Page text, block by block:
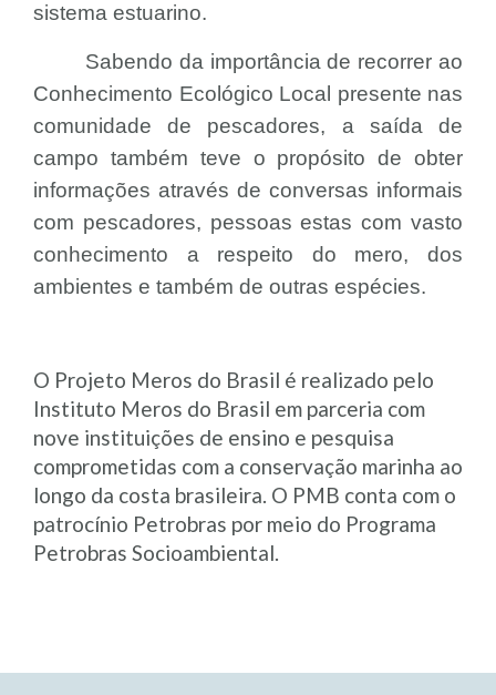
sistema estuarino.
Sabendo da importância de recorrer ao
Conhecimento Ecológico Local presente nas
comunidade de pescadores, a saída de
campo também teve o propósito de obter
informações através de conversas informais
com pescadores, pessoas estas com vasto
conhecimento a respeito do mero, dos
ambientes e também de outras espécies.
O Projeto Meros do Brasil é realizado pelo
Instituto Meros do Brasil em parceria com
nove instituições de ensino e pesquisa
comprometidas com a conservação marinha ao
longo da costa brasileira. O PMB conta com o
patrocínio Petrobras por meio do Programa
Petrobras Socioambiental.